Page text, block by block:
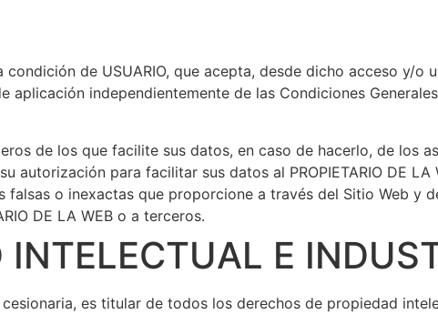
de USUARIO, que acepta, desde dicho acceso y/o
aplicación independientemente de las Condiciones
de los que facilite sus datos, en caso de hacerlo, de los
autorización para facilitar sus datos al PROPIETARIO DE LA
falsas o inexactas que proporcione a través del Sitio Web y
DE LA WEB o a terceros.
E
cesionaria, es titular de todos los derechos de propiedad